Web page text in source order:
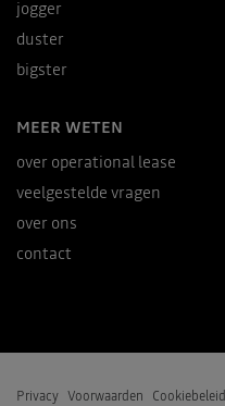
jogger
duster
bigster
MEER WETEN
over operational lease
veelgestelde vragen
over ons
contact
Privacy Voorwaarden Cookiebeleid